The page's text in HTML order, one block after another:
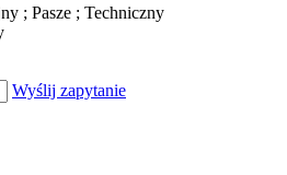
; Pasze ; Techniczny
Wyślij zapytanie